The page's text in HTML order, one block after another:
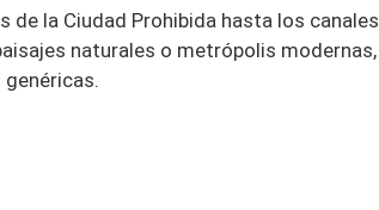
de la Ciudad Prohibida hasta los canales
naturales o metrópolis modernas,